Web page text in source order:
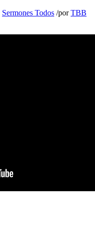
Sermones Todos /porTBB